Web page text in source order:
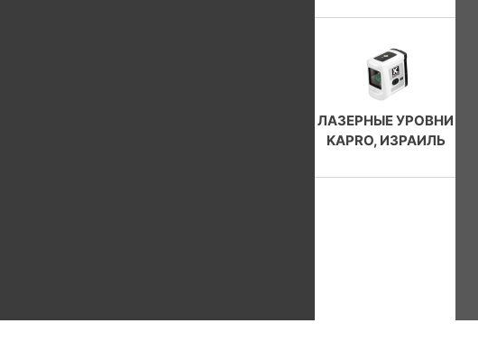
ЛАЗЕРНЫЕ УРОВНИ
KAPRO, ИЗРАИЛЬ